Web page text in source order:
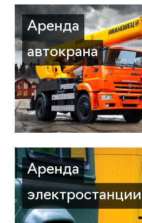
Аренда
автокрана
Аренда
электростанции